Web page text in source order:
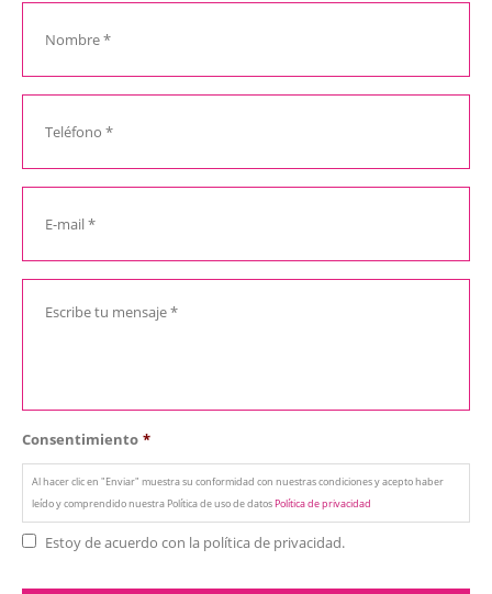
Consentimiento *
Al hacer clic en "Enviar" muestra su conformidad con nuestras condiciones y acepto haber
leído y comprendido nuestra Política de uso de datosPolítica de privacidad
Estoy de acuerdo con la política de privacidad.